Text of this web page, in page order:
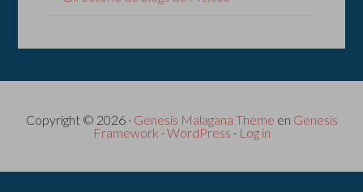
Copyright © 2026 · Genesis Malagana Theme en Genesis
Framework · WordPress · Log in